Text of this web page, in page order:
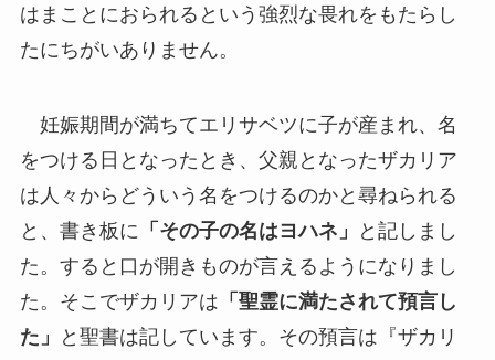
はまことにおられるという強烈な畏れをもたらし
たにちがいありません。
妊娠期間が満ちてエリサベツに子が産まれ、名
をつける日となったとき、父親となったザカリア
は人々からどういう名をつけるのかと尋ねられる
と、書き板に 「その子の名はヨハネ」
と記しまし
た。すると口が開きものが言えるようになりまし
た。そこでザカリアは 「聖霊に満たされて預言し
た」
と聖書は記しています。その預言は『ザカリ